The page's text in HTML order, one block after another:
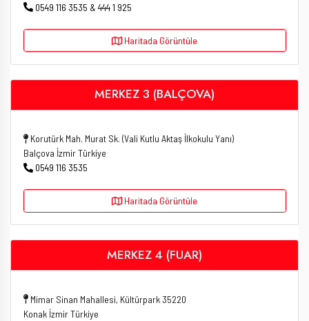
0549 116 3535 & 444 1 925
Haritada Görüntüle
MERKEZ 3 (BALÇOVA)
Korutürk Mah. Murat Sk. (Vali Kutlu Aktaş İlkokulu Yanı)
Balçova İzmir Türkiye
0549 116 3535
Haritada Görüntüle
MERKEZ 4 (FUAR)
Mimar Sinan Mahallesi, Kültürpark 35220
Konak İzmir Türkiye